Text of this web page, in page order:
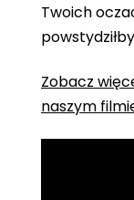
Twoich
Zobacz
naszym